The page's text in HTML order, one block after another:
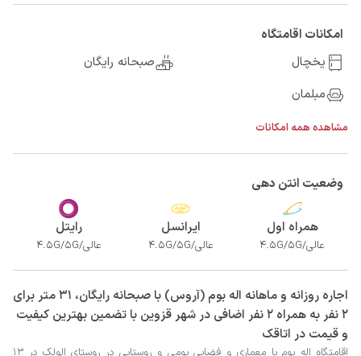
امکانات اقامتگاه
یخچال
صبحانه رایگان
مبلمان
مشاهده همه امکانات
وضعیت انتن دهی
همراه اول
عالی/4.5G/5G
ایرانسل
عالی/4.5G/5G
رایتل
عالی/4.5G/5G
‫‫اجاره روزانه و ماهانه اله بوم (آروس) با صبحانه رایگان، 31 متر برای
2 نفر به همراه 2 نفر اضافی در شهر قزوین با تضمین بهترین کیفیت
و قیمت در اتاقک